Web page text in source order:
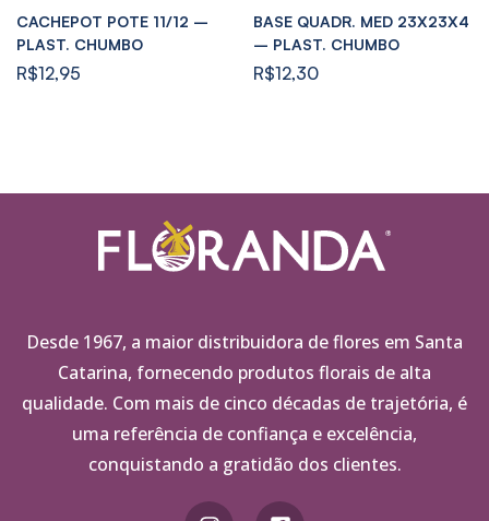
CACHEPOT POTE 11/12 –
PLAST. CHUMBO
R$12,95
BASE QUADR. MED 23X23X4
– PLAST. CHUMBO
R$12,30
Desde 1967, a maior distribuidora de flores em Santa
Catarina, fornecendo produtos florais de alta
qualidade. Com mais de cinco décadas de trajetória, é
uma referência de confiança e excelência,
conquistando a gratidão dos clientes.